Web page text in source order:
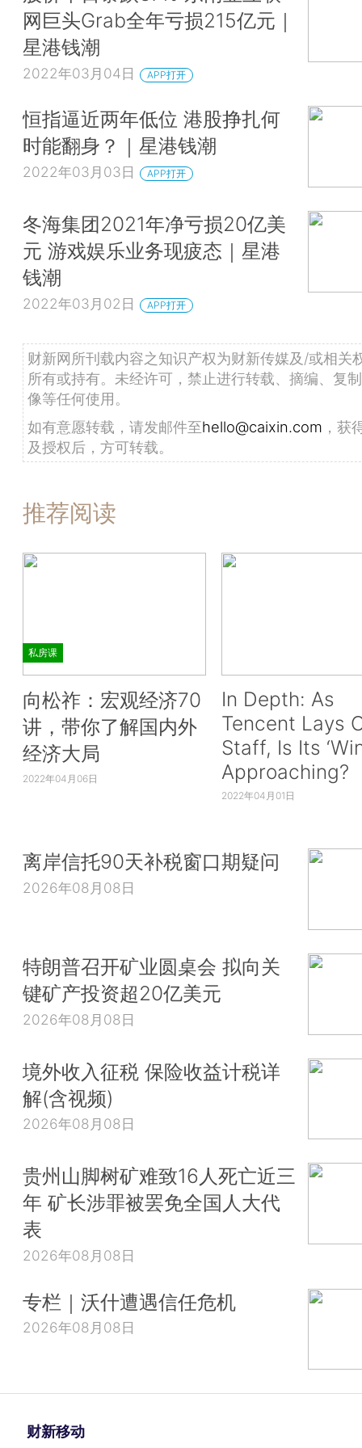
网巨头Grab全年亏损215亿元｜
星港钱潮
2022年03月04日 APP打开
恒指逼近两年低位 港股挣扎何
时能翻身？｜星港钱潮
2022年03月03日 APP打开
冬海集团2021年净亏损20亿美
元 游戏娱乐业务现疲态｜星港
钱潮
2022年03月02日 APP打开
财新网所刊载内容之知识产权为财新传媒及/或相关
所有或持有。未经许可，禁止进行转载、摘编、复
像等任何使用。
如有意愿转载，请发邮件至hello@caixin.com ，获
及授权后，方可转载。
推荐阅读
私房课
向松祚：宏观经济70
讲，带你了解国内外
经济大局
2022年04月06日
In Depth: As
Tencent Lays
Staff, Is Its
Approaching?
2022年04月01日
离岸信托90天补税窗口期疑问
2026年08月08日
特朗普召开矿业圆桌会 拟向关
键矿产投资超20亿美元
2026年08月08日
境外收入征税 保险收益计税详
解(含视频)
2026年08月08日
贵州山脚树矿难致16人死亡近三
年 矿长涉罪被罢免全国人大代
表
2026年08月08日
专栏｜沃什遭遇信任危机
2026年08月08日
财新移动